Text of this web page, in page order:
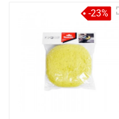
-23%